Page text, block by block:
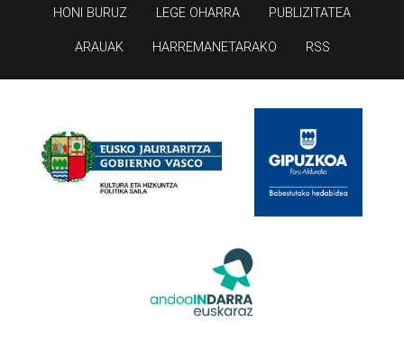
HONI BURUZ LEGE OHARRA PUBLIZITATEA
ARAUAK HARREMANETARAKO RSS